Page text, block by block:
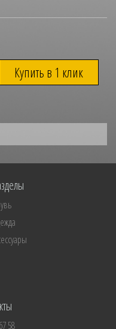
Купить в 1 клик
58